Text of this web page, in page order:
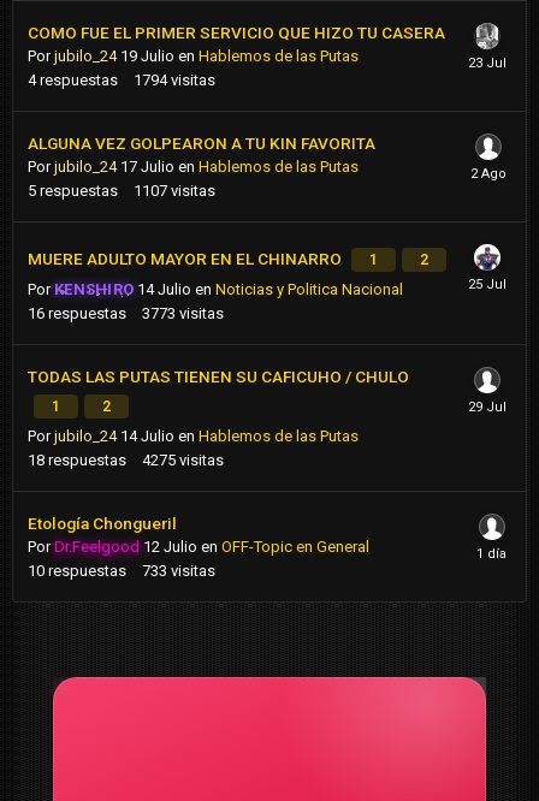
COMO FUE EL PRIMER SERVICIO QUE HIZO TU CASERA
Porjubilo_24 19 Julio en Hablemos de las Putas
4 respuestas 1794 visitas
ALGUNA VEZ GOLPEARON A TU KIN FAVORITA
Porjubilo_24 17 Julio en Hablemos de las Putas
5 respuestas 1107 visitas
MUERE ADULTO MAYOR EN EL CHINARRO 1 2
Por KENSHIRO 14 Julio enNoticias y Politica Nacional
16 respuestas 3773 visitas
TODAS LAS PUTAS TIENEN SU CAFICUHO / CHULO
1 2
Porjubilo_24 14 Julio en Hablemos de las Putas
18 respuestas 4275 visitas
Etología Chongueril
PorDr.Feelgood 12 Julio en OFF-Topic en General
10 respuestas 733 visitas